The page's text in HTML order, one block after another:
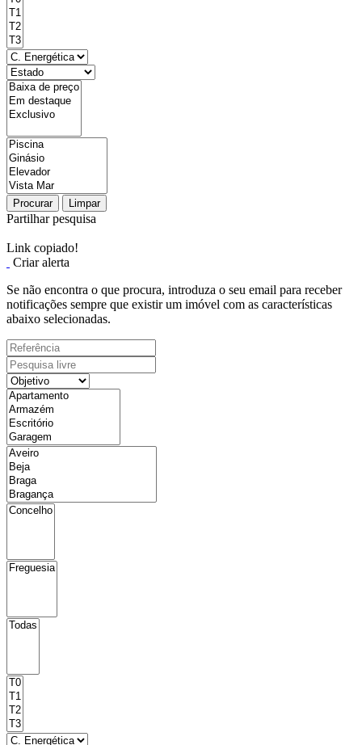
Procurar Limpar
Partilhar pesquisa
Link copiado!
Criar alerta
Se não encontra o que procura, introduza o seu email para receber
notificações sempre que existir um imóvel com as características
abaixo selecionadas.